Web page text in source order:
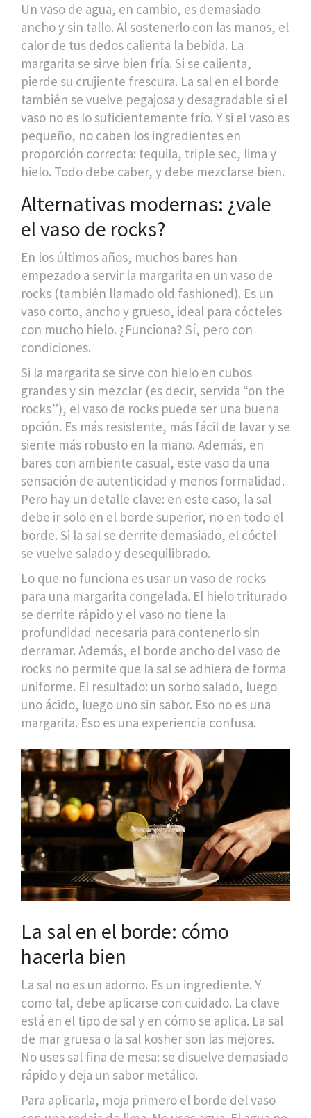
Un vaso de agua, en cambio, es demasiado
ancho y sin tallo. Al sostenerlo con las manos, el
calor de tus dedos calienta la bebida. La
margarita se sirve bien fría. Si se calienta,
pierde su crujiente frescura. La sal en el borde
también se vuelve pegajosa y desagradable si el
vaso no es lo suficientemente frío. Y si el vaso es
pequeño, no caben los ingredientes en
proporción correcta: tequila, triple sec, lima y
hielo. Todo debe caber, y debe mezclarse bien.
Alternativas modernas: ¿vale
el vaso de rocks?
En los últimos años, muchos bares han
empezado a servir la margarita en un vaso de
rocks (también llamado old fashioned). Es un
vaso corto, ancho y grueso, ideal para cócteles
con mucho hielo. ¿Funciona? Sí, pero con
condiciones.
Si la margarita se sirve con hielo en cubos
grandes y sin mezclar (es decir, servida “on the
rocks”), el vaso de rocks puede ser una buena
opción. Es más resistente, más fácil de lavar y se
siente más robusto en la mano. Además, en
bares con ambiente casual, este vaso da una
sensación de autenticidad y menos formalidad.
Pero hay un detalle clave: en este caso, la sal
debe ir solo en el borde superior, no en todo el
borde. Si la sal se derrite demasiado, el cóctel
se vuelve salado y desequilibrado.
Lo que no funciona es usar un vaso de rocks
para una margarita congelada. El hielo triturado
se derrite rápido y el vaso no tiene la
profundidad necesaria para contenerlo sin
derramar. Además, el borde ancho del vaso de
rocks no permite que la sal se adhiera de forma
uniforme. El resultado: un sorbo salado, luego
uno ácido, luego uno sin sabor. Eso no es una
margarita. Eso es una experiencia confusa.
La sal en el borde: cómo
hacerla bien
La sal no es un adorno. Es un ingrediente. Y
como tal, debe aplicarse con cuidado. La clave
está en el tipo de sal y en cómo se aplica. La sal
de mar gruesa o la sal kosher son las mejores.
No uses sal fina de mesa: se disuelve demasiado
rápido y deja un sabor metálico.
Para aplicarla, moja primero el borde del vaso